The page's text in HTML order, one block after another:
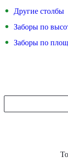
Другие столбы
Заборы по
Заборы по